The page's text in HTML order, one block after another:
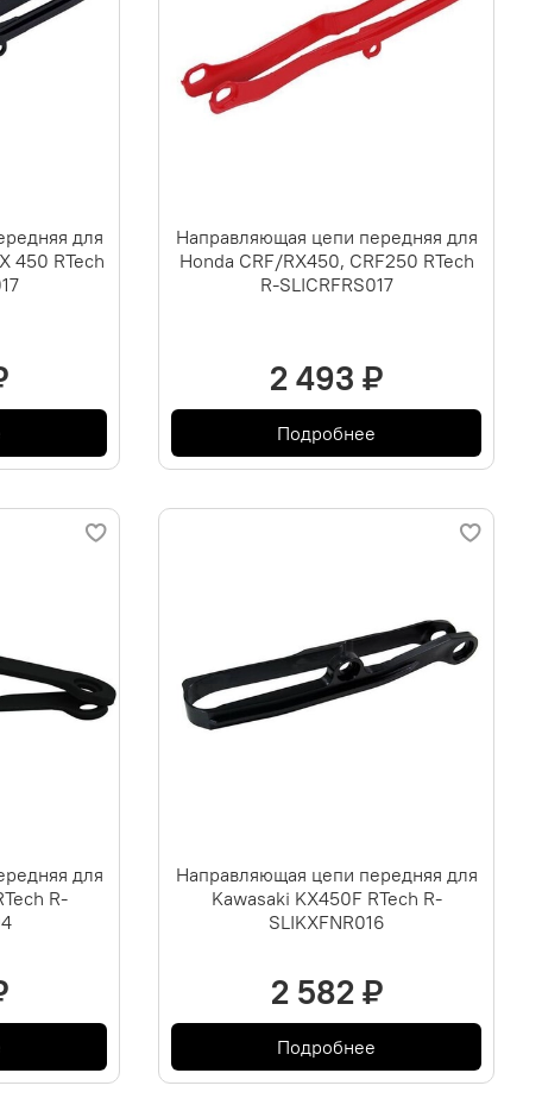
для
450 RTech
Направляющая цепи передняя для
Honda CRF/RX450, CRF250 RTech
R-SLICRFRS017
2 493 ₽
Подробнее
для
R-
Направляющая цепи передняя для
Kawasaki KX450F RTech R-
SLIKXFNR016
2 582 ₽
Подробнее